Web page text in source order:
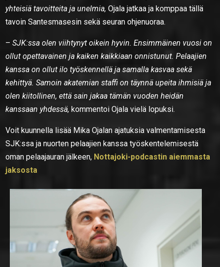
yhteisiä tavoitteita ja unelmia, Ojala jatkaa ja komppaa tällä
tavoin Santesmasesin sekä seuran ohjenuoraa.
–SJK:ssa olen viihtynyt oikein hyvin. Ensimmäinen vuosi on
ollut opettavainen ja kaiken kaikkiaan onnistunut. Pelaajien
kanssa on ollut ilo työskennellä ja samalla kasvaa sekä
kehittyä. Samoin akatemian staffi on täynnä upeita ihmisiä ja
olen kiitollinen, että sain jakaa tämän vuoden heidän
kanssaan yhdessä, kommentoi Ojala vielä lopuksi.
Voit kuunnella lisää Mika Ojalan ajatuksia valmentamisesta
SJK:ssa ja nuorten pelaajien kanssa työskentelemisestä
oman pelaajauran jälkeen, Nottajoki-podcastin aiemmasta
jaksosta